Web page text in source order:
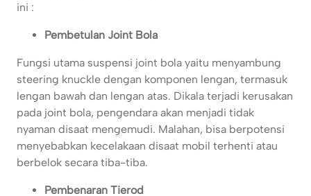
ini :
Pembetulan Joint Bola
Fungsi utama suspensi joint bola yaitu menyambung
steering knuckle dengan komponen lengan, termasuk
lengan bawah dan lengan atas. Dikala terjadi kerusakan
pada joint bola, pengendara akan menjadi tidak
nyaman disaat mengemudi. Malahan, bisa berpotensi
menyebabkan kecelakaan disaat mobil terhenti atau
berbelok secara tiba-tiba.
Pembenaran Tierod